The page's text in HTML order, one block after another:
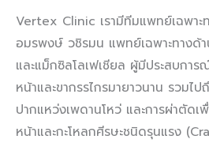
Vertex Clinic เรามีทีมแพทย์เฉพา
อมรพงษ์ วชิรมน แพทย์เฉพาะทางด้
และแม็กซิลโลเฟเชียล ผู้มีประสบกา
หน้าและขากรรไกรมายาวนาน รวมไ
ปากแหว่งเพดานโหว่ และการผ่าตัด
หน้าและกะโหลกศีรษะชนิดรุนแรง